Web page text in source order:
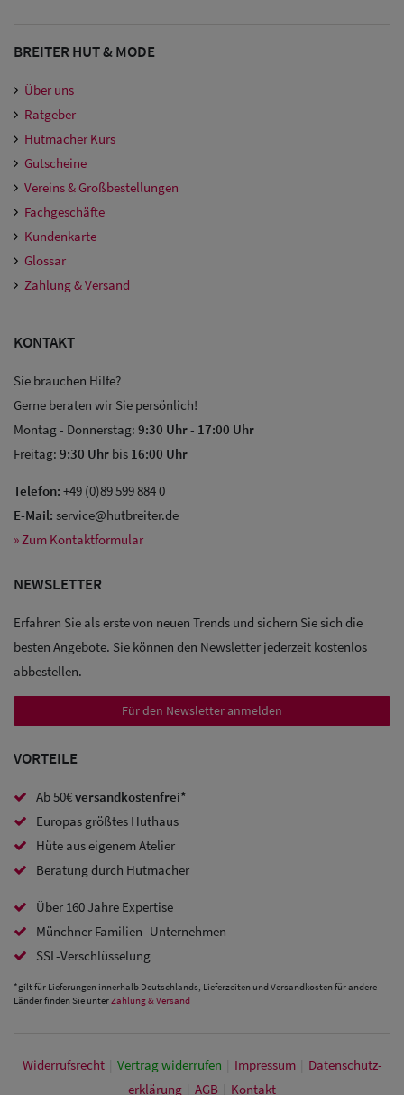
Sale: Caps
Sale:
Baseball
Caps
Sale: Army
Caps
Sale:
Trucker
Caps
mit
BREITER HUT & MODE
Über uns
Ratgeber
Hutmacher Kurs
Gutscheine
Vereins & Großbestellungen
Fachgeschäfte
Kundenkarte
Glossar
Zahlung & Versand
KONTAKT
Sie brauchen Hilfe?
Gerne beraten wir Sie persönlich!
Montag - Donnerstag: 9:30 Uhr- 17:00 Uhr
Freitag: 9:30 Uhr bis 16:00 Uhr
Telefon: +49 (0)89 599 884 0
E-Mail: service@hutbreiter.de
» Zum Kontaktformular
NEWSLETTER
Erfahren Sie als erste von neuen Trends und sichern Sie sich die
besten Angebote. Sie können den Newsletter jederzeit kostenlos
abbestellen.
Für den Newsletter anmelden
VORTEILE
Ab 50€versandkostenfrei*
Europas größtes Huthaus
Hüte aus eigenem Atelier
Beratung durch Hutmacher
Über 160 Jahre Expertise
Münchner Familien- Unternehmen
SSL-Verschlüsselung
*gilt für Lieferungen innerhalb Deutschlands, Lieferzeiten und Versandkosten für andere
Länder finden Sie unterZahlung & Versand
Widerrufs­recht Vertrag widerrufen Impressum
Daten­schutz­
erklärung
AGB Kontakt